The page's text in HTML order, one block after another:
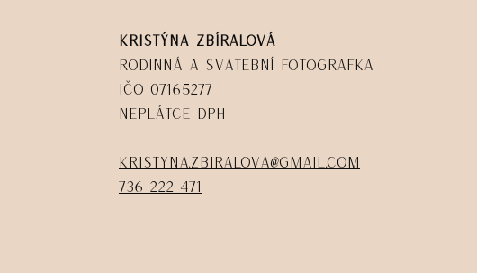
Kristýna Zbíralová
Rodinná a svatební fotografka
IČO 07165277
Neplátce DPH
kristyna.zbiralova@gmail.com
736 222 471